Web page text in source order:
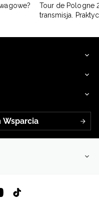
Tour de Pologne
transmisja.
Wsparcia